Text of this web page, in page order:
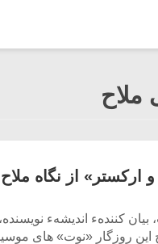
از نگاه ملاح
‏کنندهء اندیشهء
این روزگار «نوت» های